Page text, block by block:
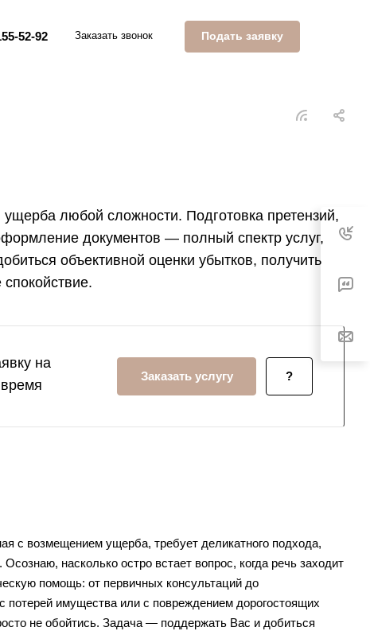
52-92 Заказать звонок Подать заявку
любой сложности. Подготовка претензий,
документов — полный спектр услуг,
объективной оценки убытков, получить
на
Заказать услугу ?
с возмещением ущерба, требует деликатного подхода,
насколько остро встает вопрос, когда речь заходит
помощь: от первичных консультаций до
потерей имущества или с повреждением дорогостоящих
не обойтись. Задача — поддержать Вас и добиться